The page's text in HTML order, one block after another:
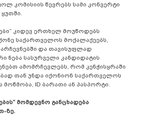
კომისიის წევრებს სამი კონვერტი
კიდევ ერთხელ მოუწოდებს
საქართველოს მოქალაქეებს,
და თავისუფლად
ნება სასურველი კანდიდატის
ამომრჩევლებს, რომ კენჭისყრაში
თან უნდა იქონიონ საქართველოს
ID ბარათი ან პასპორტი.
მომდევნო განცხადება
ზე.